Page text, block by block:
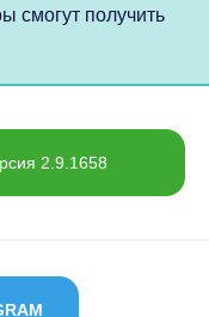
смогут получить
2.9.1658